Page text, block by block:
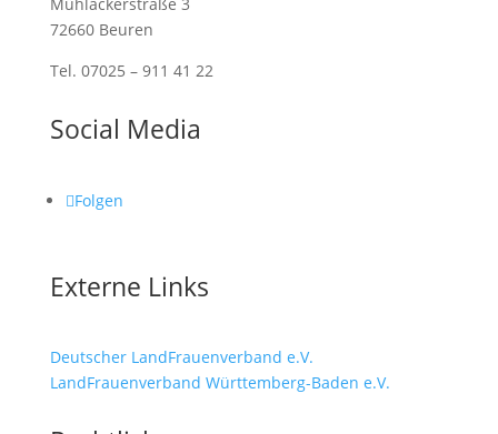
72660 Beuren
Tel. 07025 – 911 41 22
Social Media
Folgen
Externe Links
Deutscher LandFrauenverband e.V.
LandFrauenverband Württemberg-Baden e.V.